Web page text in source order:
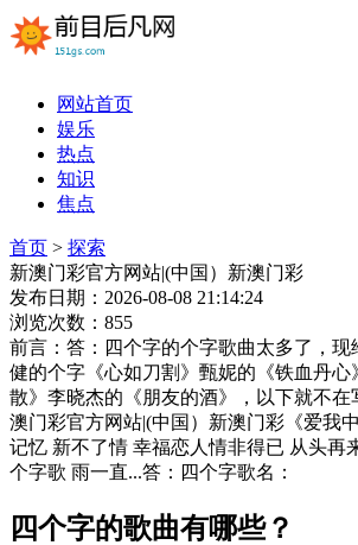
网站首页
娱乐
热点
知识
焦点
首页 > 探索
新澳门彩官方网站|(中国）新澳门彩
发布日期：2026-08-08 21:14:24
浏览次数：855
前言：答：四个字的个字歌曲太多了，现
健的个字《心如刀割》甄妮的《铁血丹心
散》李晓杰的《朋友的酒》，以下就不在
澳门彩官方网站|(中国）新澳门彩《爱我
记忆 新不了情 幸福恋人情非得已 从头再
个字歌 雨一直...答：四个字歌名：
四个字的歌曲有哪些？